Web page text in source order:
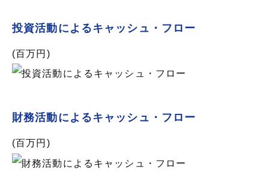
投資活動によるキャッシュ・フロー
(百万円)
財務活動によるキャッシュ・フロー
(百万円)